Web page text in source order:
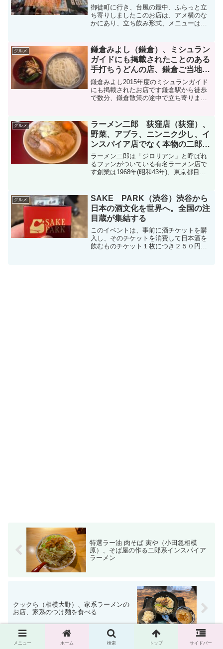
ち飲み
御徒町に行き、台風の最中、ふらっと立
ち寄りしましたこのお店は、アメ横のな
かにあり、立ち飲み形式、メニューは均
を注文、ビールは、瓶のまま口をつけて
飲む感じ本日の刺盛り（さ...
グルメ
鎌倉みよし（鎌倉）、ミシュラン
ガイドにも掲載されたことのある
手打ちうどんの店、鎌倉ご当地グ
ルメ建長汁（けんちん汁）うどん
鎌倉みよし2015年度のミシュランガイド
にも掲載されたお店です鎌倉駅から徒歩
で数分、鎌倉散策の途中で立ち寄りまし
はないですこの日は、北鎌倉から散策
し、建長寺を観光てきた...
グルメ
ラーメン二郎 荻窪店（荻窪）、
野菜、アブラ、ニンニク少し、イ
ンスパイア店でなく本物の二郎の
味
ラーメン二郎は「ジロリアン」と呼ばれ
るファンがついている有名ラーメン店で
す創業は1968年(昭和43年)、東京都目黒
在はのれん分けの支店を多く展開してい
ます二郎のラーメ...
グルメ
SAKE PARK（渋谷）渋谷から
日本の酒文化を世界へ。全国の注
目蔵が集結する
このイベントは、事前に酒チケットを購
入し、そのチケットを消費して日本酒を
飲むものチケット１枚につき２５０円位
特選ラー油 肉そば 寅や（小田急相模
原）、そば屋の作る二郎系インスパイア
ラーメン
クックら（相模大野）、家系ラーメンの
お店、家系のつけ麺を食べる
メニュー ホーム 検索 トップ サイドバー